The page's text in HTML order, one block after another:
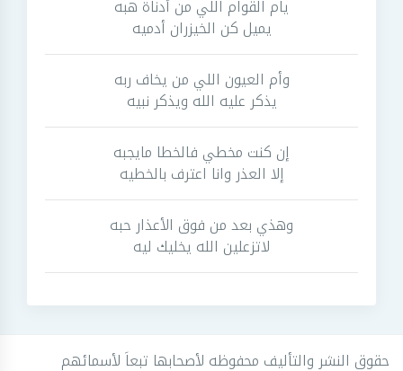
يام القوام اللي من أدناة هبه
يميل كن الخيزران أدميه
وأم العيون اللي من يخاف ربه
يذكر عليه الله ويذكر نبيه
إن كنت مخطي فالخطا مايجبه
إلا العذر وانا اعترف بالخطيه
وهذي بعد من فوق الأعذار حبه
لاتزعلين الله يخليك ليه
حقوق النشر والتأليف محفوظه لأصحابها تبعاَ لأسمائهم